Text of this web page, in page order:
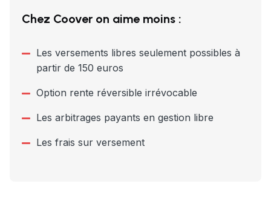
Chez Coover on aime moins :
Les versements libres seulement possibles à
partir de 150 euros
Option rente réversible irrévocable
Les arbitrages payants en gestion libre
Les frais sur versement